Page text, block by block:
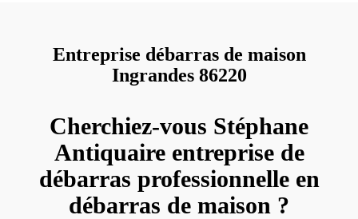
Entreprise débarras de maison
Ingrandes 86220
Cherchiez-vous Stéphane
Antiquaire entreprise de
débarras professionnelle en
débarras de maison ?